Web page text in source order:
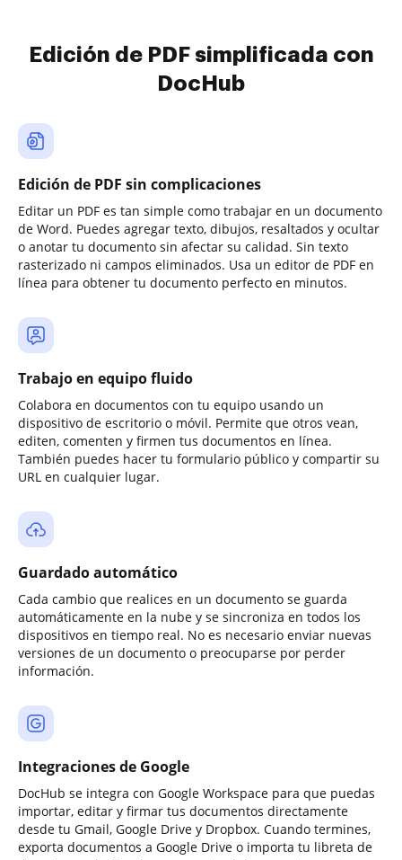
Edición de PDF simplificada con
DocHub
Edición de PDF sin complicaciones
Editar un PDF es tan simple como trabajar en un documento
de Word. Puedes agregar texto, dibujos, resaltados y ocultar
o anotar tu documento sin afectar su calidad. Sin texto
rasterizado ni campos eliminados. Usa un editor de PDF en
línea para obtener tu documento perfecto en minutos.
Trabajo en equipo fluido
Colabora en documentos con tu equipo usando un
dispositivo de escritorio o móvil. Permite que otros vean,
editen, comenten y firmen tus documentos en línea.
También puedes hacer tu formulario público y compartir su
URL en cualquier lugar.
Guardado automático
Cada cambio que realices en un documento se guarda
automáticamente en la nube y se sincroniza en todos los
dispositivos en tiempo real. No es necesario enviar nuevas
versiones de un documento o preocuparse por perder
información.
Integraciones de Google
DocHub se integra con Google Workspace para que puedas
importar, editar y firmar tus documentos directamente
desde tu Gmail, Google Drive y Dropbox. Cuando termines,
exporta documentos a Google Drive o importa tu libreta de